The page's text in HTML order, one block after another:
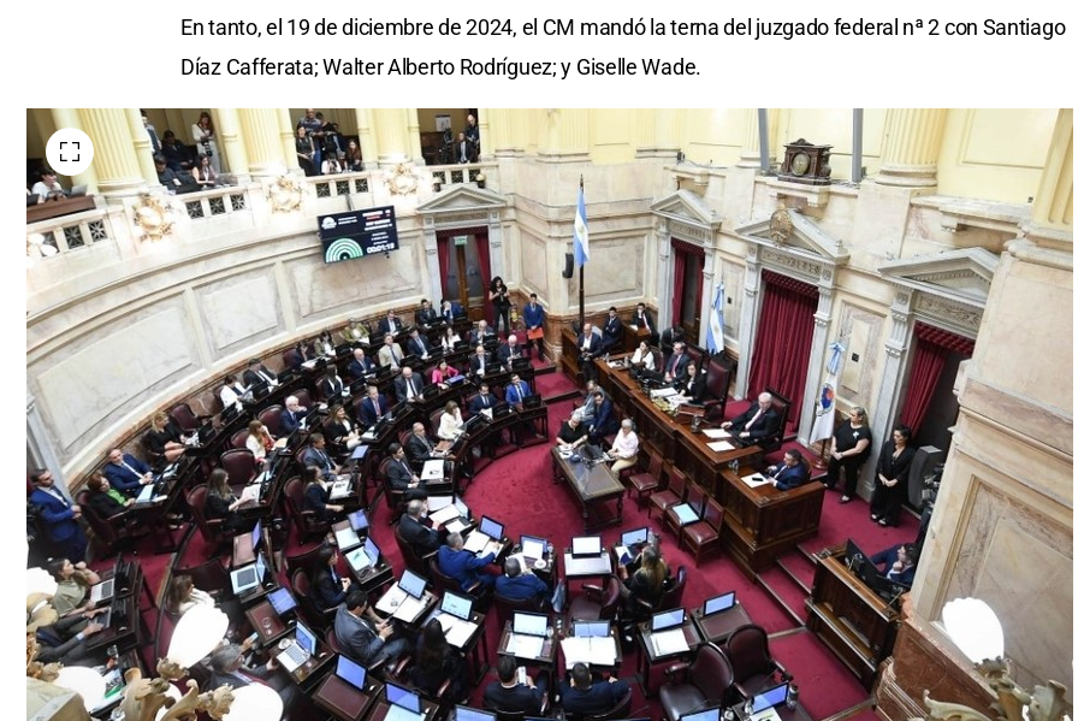
En tanto, el 19 de diciembre de 2024, el CM mandó la terna del juzgado federal nª 2 con Santiago
Díaz Cafferata; Walter Alberto Rodríguez; y Giselle Wade.